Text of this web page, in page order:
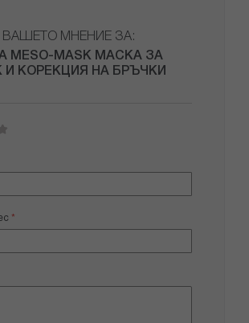
ВАШЕТО МНЕНИЕ ЗА:
MESO-MASK МАСКА ЗА
И КОРЕКЦИЯ НА БРЪЧКИ